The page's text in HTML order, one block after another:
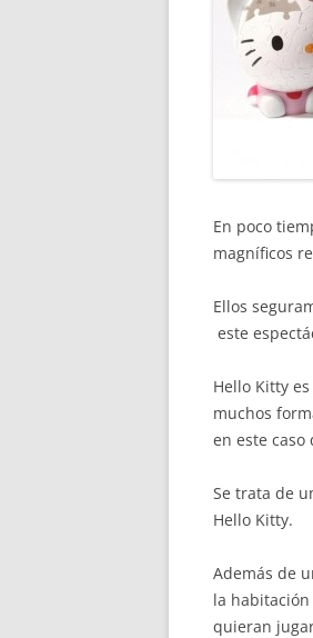
En poco
magníficos
Ellos
este
Hello Kitty
muchos
en este
Se trata de
Hello Kitty.
Además de
la
quieran